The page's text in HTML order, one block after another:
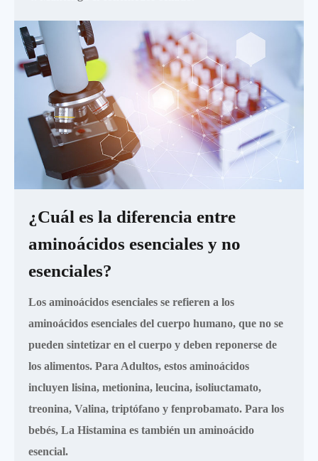
¿Cuál es la diferencia entre
aminoácidos esenciales y no
esenciales?
Los aminoácidos esenciales se refieren a los
aminoácidos esenciales del cuerpo humano, que no se
pueden sintetizar en el cuerpo y deben reponerse de
los alimentos. Para Adultos, estos aminoácidos
incluyen lisina, metionina, leucina, isoliuctamato,
treonina, Valina, triptófano y fenprobamato. Para los
bebés, La Histamina es también un aminoácido
esencial.